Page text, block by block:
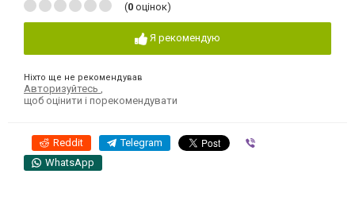
(0 оцінок)
Я рекомендую
Ніхто ще не рекомендував
Авторизуйтесь ,
щоб оцінити і порекомендувати
Reddit Telegram
WhatsApp